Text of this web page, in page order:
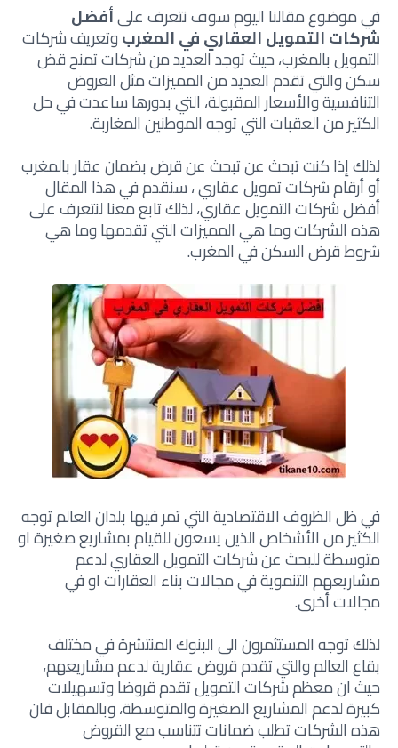
في موضوع مقالنا اليوم سوف نتعرف علىأفضل
شركات التمويل العقاري في المغربوتعريف شركات
التمويل بالمغرب، حيث توجد العديد من شركات تمنح قض
سكن والتي تقدم العديد من المميزات مثل العروض
التنافسية والأسعار المقبولة، التي بدورها ساعدت في حل
الكثير من العقبات التي توجه الموطنين المغاربة.
لذلك إذا كنت تبحث عن تبحث عن قرض بضمان عقار بالمغرب
أوأرقام شركات تمويل عقاري ، سنقدم في هذا المقال
أفضل شركات التمويل عقاري، لذلك تابع معنا لنتعرف على
هذه الشركات وما هي المميزات التي تقدمها وما هي
شروط قرض السكن في المغرب.
في ظل الظروف الاقتصادية التي تمر فيها بلدان العالم توجه
الكثير من الأشخاص الذين يسعون للقيام بمشاريع صغيرة او
متوسطة للبحث عن شركات التمويل العقاري لدعم
مشاريعهم التنموية في مجالات بناء العقارات او في
مجالات أخرى.
لذلك توجه المستثمرون الى البنوك المنتشرة في مختلف
بقاع العالم والتي تقدم قروض عقارية لدعم مشاريعهم،
حيث ان معظم شركات التمويل تقدم قروضا وتسهيلات
كبيرة لدعم المشاريع الصغيرة والمتوسطة، وبالمقابل فان
هذه الشركات تطلب ضمانات تتناسب مع القروض